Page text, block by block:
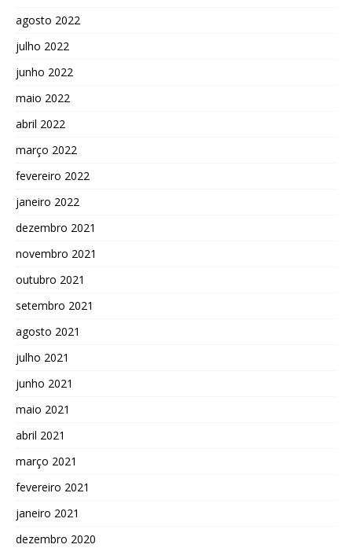
agosto 2022
julho 2022
junho 2022
maio 2022
abril 2022
março 2022
fevereiro 2022
janeiro 2022
dezembro 2021
novembro 2021
outubro 2021
setembro 2021
agosto 2021
julho 2021
junho 2021
maio 2021
abril 2021
março 2021
fevereiro 2021
janeiro 2021
dezembro 2020